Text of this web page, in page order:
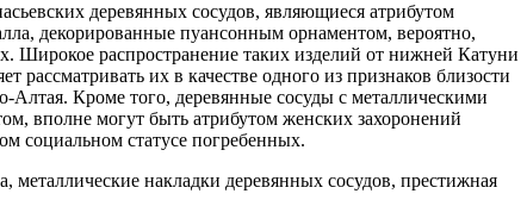
деревянных сосудов, являющиеся атрибутом
декорированные пуансонным орнаментом, вероятно,
Широкое распространение таких изделий от нижней Катуни
рассматривать их в качестве одного из признаков близости
Алтая. Кроме того, деревянные сосуды с металлическими
вполне могут быть атрибутом женских захоронений
социальном статусе погребенных.
металлические накладки деревянных сосудов, престижная